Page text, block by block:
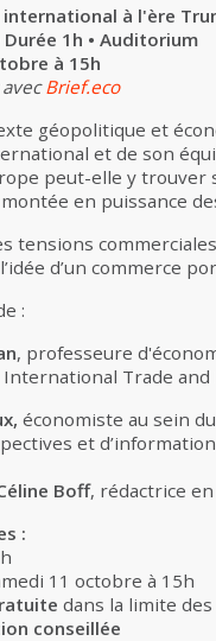
international à l'ère
1h • Auditorium
à 15h
Brief.eco
géopolitique et
et de son
peut-elle y trouver
en puissance
tensions
d’un commerce
:
, professeure
Trade and
économiste au sein
et
Boff, rédactrice
:
11 octobre à 15h
dans la limite
conseillée